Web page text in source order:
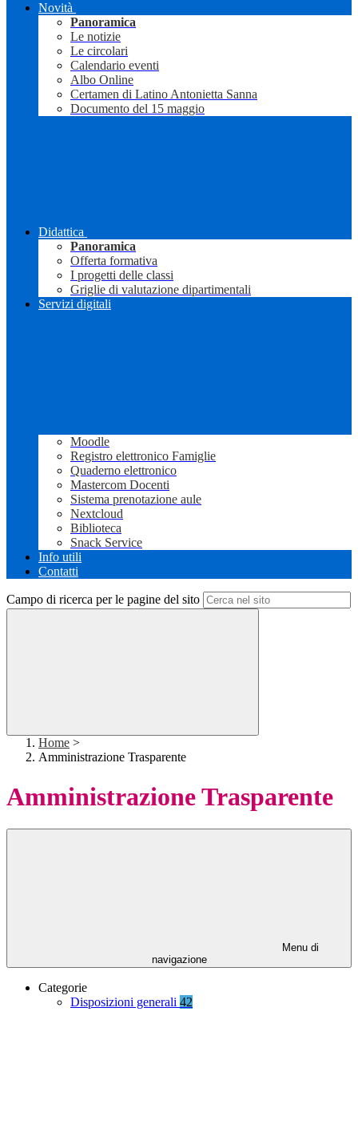
Novità
Panoramica
Le notizie
Le circolari
Calendario eventi
Albo Online
Certamen di Latino Antonietta Sanna
Documento del 15 maggio
Didattica
Panoramica
Offerta formativa
I progetti delle classi
Griglie di valutazione dipartimentali
Servizi digitali
Moodle
Registro elettronico Famiglie
Quaderno elettronico
Mastercom Docenti
Sistema prenotazione aule
Nextcloud
Biblioteca
Snack Service
Info utili
Contatti
Campo di ricerca per le pagine del sito
Home >
Amministrazione Trasparente
Amministrazione Trasparente
Menu di
navigazione
Categorie
Disposizioni generali 42